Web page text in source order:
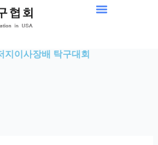
지이사장배 탁구대회